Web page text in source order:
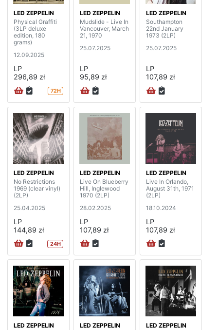
LED ZEPPELIN
Physical Graffiti
(3LP deluxe
edition, 180
grams)
12.09.2025
LP
296,89 zł
72H
LED ZEPPELIN
Mudslide - Live In
Vancouver, March
21, 1970
25.07.2025
LP
95,89 zł
LED ZEPPELIN
Southampton
22nd January
1973 (2LP)
25.07.2025
LP
107,89 zł
LED ZEPPELIN
No Restrictions
1969 (clear vinyl)
(2LP)
25.04.2025
LP
144,89 zł
24H
LED ZEPPELIN
Live On Blueberry
Hill, Inglewood
1970 (2LP)
28.02.2025
LP
107,89 zł
LED ZEPPELIN
Live In Orlando,
August 31th, 1971
(2LP)
18.10.2024
LP
107,89 zł
LED ZEPPELIN
LED ZEPPELIN
LED ZEPPELIN